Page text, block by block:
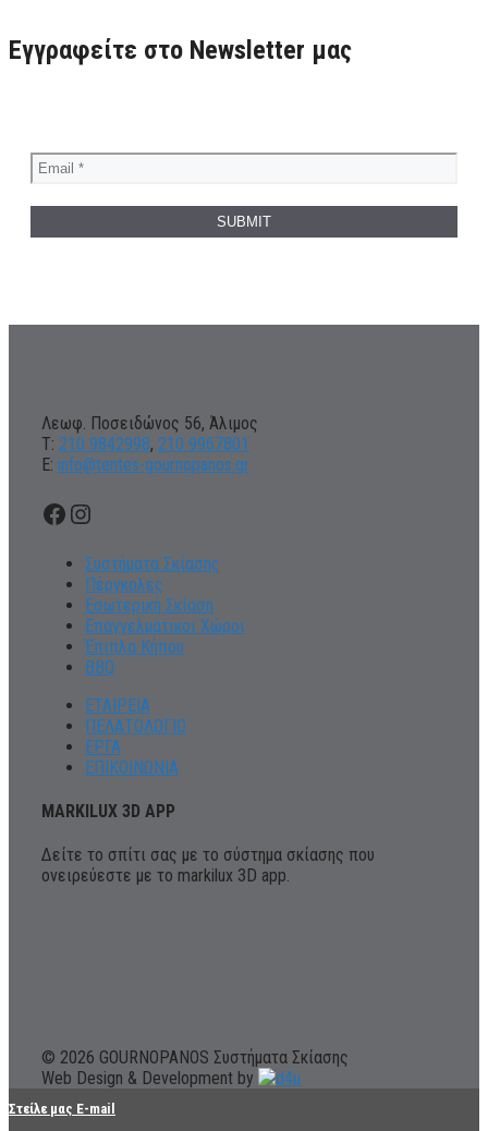
Εγγραφείτε στο Newsletter μας
Λεωφ. Ποσειδώνος 56, Άλιμος
Τ: 210 9842998, 210 9967801
Ε: info@tentes-gournopanos.gr
Facebook
Instagram
Συστήματα Σκίασης
Πέργκολες
Εσωτερική Σκίαση
Επαγγελματικοι Χώροι
Έπιπλα Κήπου
BBQ
ΕΤΑΙΡΕΙΑ
ΠΕΛΑΤΟΛΟΓΙΟ
ΕΡΓΑ
ΕΠΙΚΟΙΝΩΝΙΑ
MARKILUX 3D APP
Δείτε το σπίτι σας με το σύστημα σκίασης που
ονειρεύεστε με το markilux 3D app.
© 2026 GOURNOPANOS Συστήματα Σκίασης
Web Design & Development by
Στείλε μας E-mail